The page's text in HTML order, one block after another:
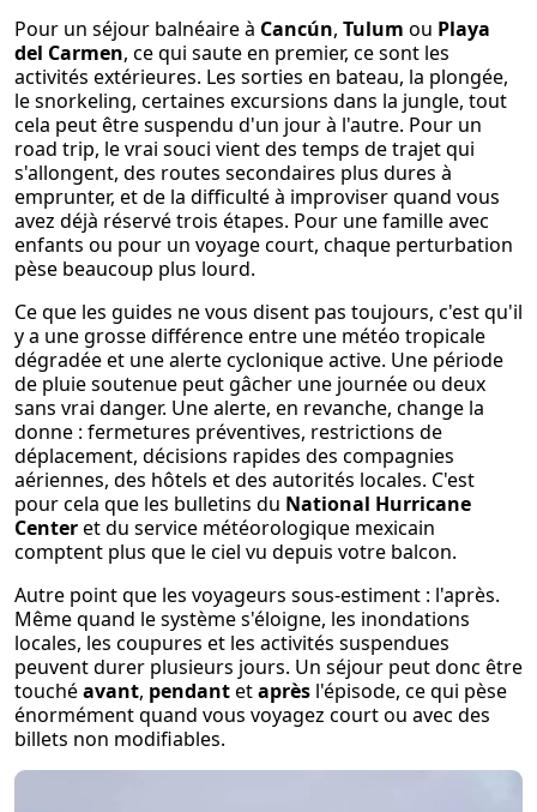
Pour un séjour balnéaire à Cancún, Tulum ou Playa
del Carmen, ce qui saute en premier, ce sont les
activités extérieures. Les sorties en bateau, la plongée,
le snorkeling, certaines excursions dans la jungle, tout
cela peut être suspendu d'un jour à l'autre. Pour un
road trip, le vrai souci vient des temps de trajet qui
s'allongent, des routes secondaires plus dures à
emprunter, et de la difficulté à improviser quand vous
avez déjà réservé trois étapes. Pour une famille avec
enfants ou pour un voyage court, chaque perturbation
pèse beaucoup plus lourd.
Ce que les guides ne vous disent pas toujours, c'est qu'il
y a une grosse différence entre une météo tropicale
dégradée et une alerte cyclonique active. Une période
de pluie soutenue peut gâcher une journée ou deux
sans vrai danger. Une alerte, en revanche, change la
donne : fermetures préventives, restrictions de
déplacement, décisions rapides des compagnies
aériennes, des hôtels et des autorités locales. C'est
pour cela que les bulletins du National Hurricane
Centeret du service météorologique mexicain
comptent plus que le ciel vu depuis votre balcon.
Autre point que les voyageurs sous-estiment : l'après.
Même quand le système s'éloigne, les inondations
locales, les coupures et les activités suspendues
peuvent durer plusieurs jours. Un séjour peut donc être
touchéavant, pendantetaprès l'épisode, ce qui pèse
énormément quand vous voyagez court ou avec des
billets non modifiables.